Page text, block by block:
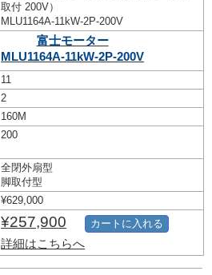
取付 200V）
MLU1164A-11kW-2P-200V
富士モーター
MLU1164A-11kW-2P-200V
11
2
160M
200
全閉外扇型
脚取付型
¥629,000
¥257,900
詳細はこちらへ
カートに入れる